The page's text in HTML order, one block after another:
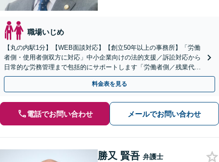
職場いじめ
【丸の内駅1分】【WEB面談対応】【創立50年以上の事務所】「労働
者側・使用者側双方に対応」中小企業向けの法的支援／訴訟対応から
日常的な労務管理まで包括的にサポートします「労働者側／残業代請
求や退職に関する問題に対応」【休日・夜間相談可】
料金表を見る
電話でお問い合わせ メールでお問い合わせ
勝又 賢吾 弁護士